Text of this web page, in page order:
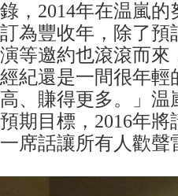
錄，2014年在温嵐
訂為豐收年，除了預
演等邀約也滾滾而來
經紀還是一間很年輕
高、賺得更多。」
預期目標，2016年
一席話讓所有人歡